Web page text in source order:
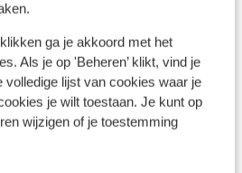
ga je akkoord met het
Als je op 'Beheren’ klikt, vind je
volledige lijst van cookies waar je
je wilt toestaan. Je kunt op
wijzigen of je toestemming
m